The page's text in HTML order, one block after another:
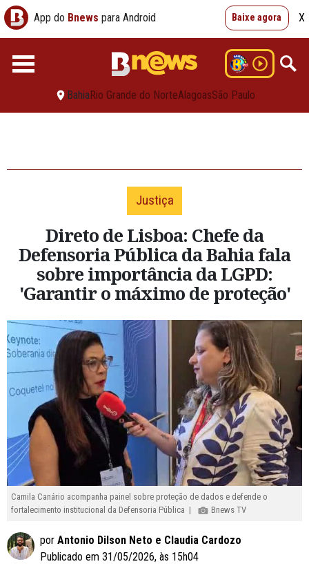
App do Bnews para Android Baixe agora X
BahiaRio Grande do NorteAlagoasSão Paulo
Justiça
Direto de Lisboa: Chefe da
Defensoria Pública da Bahia fala
sobre importância da LGPD:
'Garantir o máximo de proteção'
Camila Canário acompanha painel sobre proteção de dados e defende o
fortalecimento institucional da Defensoria Pública |
Bnews TV
por Antonio Dilson Neto e Claudia Cardozo
Publicado em 31/05/2026, às 15h04